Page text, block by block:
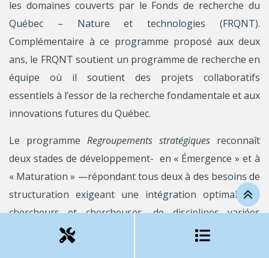
les domaines couverts par le Fonds de recherche du
Québec – Nature et technologies (FRQNT).
Complémentaire à ce programme proposé aux deux
ans, le FRQNT soutient un programme de recherche en
équipe où il soutient des projets collaboratifs
essentiels à l’essor de la recherche fondamentale et aux
innovations futures du Québec.
Le programme Regroupements stratégiques reconnaît
deux stades de développement- en « Émergence » et à
« Maturation » —répondant tous deux à des besoins de
structuration exigeant une intégration optimale de
chercheurs et chercheuses, de disciplines variées
autour d’une même thématique et des objectifs